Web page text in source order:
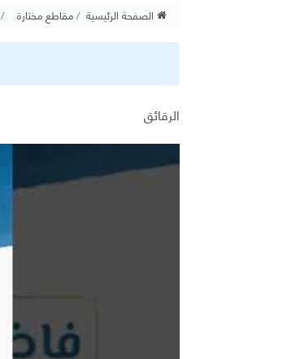
الصفحة الرئيسية مقاطع مختارة
الرقائق